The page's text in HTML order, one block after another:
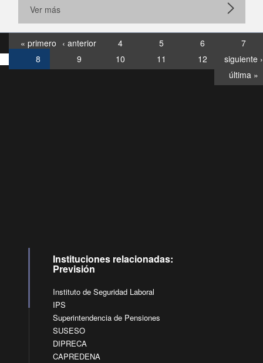
Ver más
« primero ‹ anterior 4 5 6
7
8
9 10 11 12
siguiente ›
última »
Instituciones relacionadas:
Previsión
Instituto de Seguridad Laboral
IPS
Superintendencia de Pensiones
SUSESO
DIPRECA
CAPREDENA